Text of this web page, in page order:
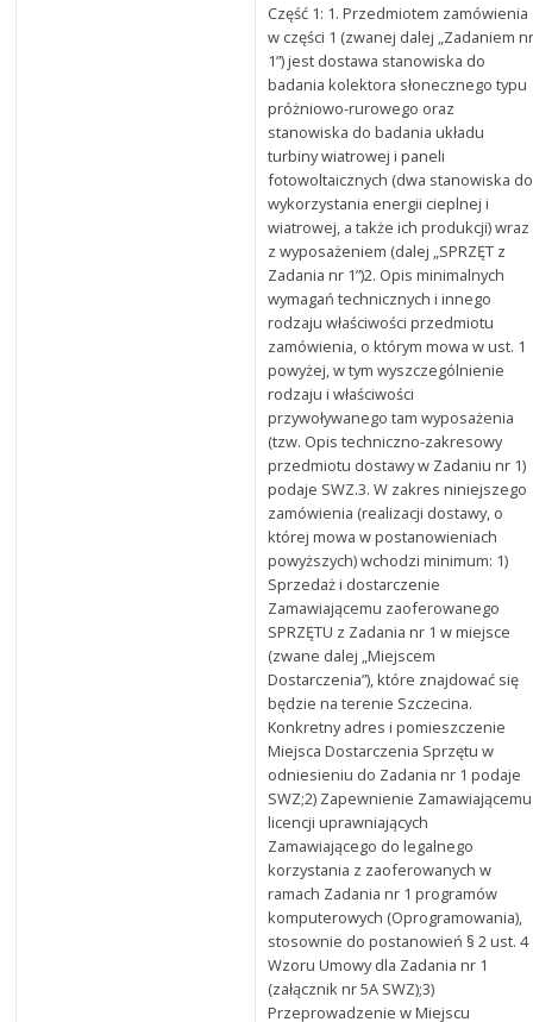
Część 1: 1. Przedmiotem zamówienia
w części 1 (zwanej dalej „Zadaniem
1”) jest dostawa stanowiska do
badania kolektora słonecznego typu
próżniowo-rurowego oraz
stanowiska do badania układu
turbiny wiatrowej i paneli
fotowoltaicznych (dwa stanowiska do
wykorzystania energii cieplnej i
wiatrowej, a także ich produkcji) wraz
z wyposażeniem (dalej „SPRZĘT z
Zadania nr 1”)2. Opis minimalnych
wymagań technicznych i innego
rodzaju właściwości przedmiotu
zamówienia, o którym mowa w ust. 1
powyżej, w tym wyszczególnienie
rodzaju i właściwości
przywoływanego tam wyposażenia
(tzw. Opis techniczno-zakresowy
przedmiotu dostawy w Zadaniu nr 1)
podaje SWZ.3. W zakres niniejszego
zamówienia (realizacji dostawy, o
której mowa w postanowieniach
powyższych) wchodzi minimum: 1)
Sprzedaż i dostarczenie
Zamawiającemu zaoferowanego
SPRZĘTU z Zadania nr 1 w miejsce
(zwane dalej „Miejscem
Dostarczenia”), które znajdować się
będzie na terenie Szczecina.
Konkretny adres i pomieszczenie
Miejsca Dostarczenia Sprzętu w
odniesieniu do Zadania nr 1 podaje
SWZ;2) Zapewnienie Zamawiającemu
licencji uprawniających
Zamawiającego do legalnego
korzystania z zaoferowanych w
ramach Zadania nr 1 programów
komputerowych (Oprogramowania),
stosownie do postanowień § 2 ust. 4
Wzoru Umowy dla Zadania nr 1
(załącznik nr 5A SWZ);3)
Przeprowadzenie w Miejscu